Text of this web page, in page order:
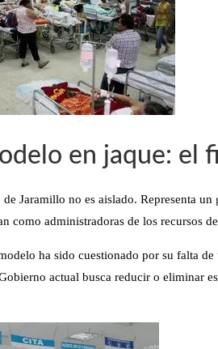
en jaque: el
Jaramillo no es aislado. Representa un
como administradoras de los recursos
ha sido cuestionado por su falta
actual busca reducir o eliminar